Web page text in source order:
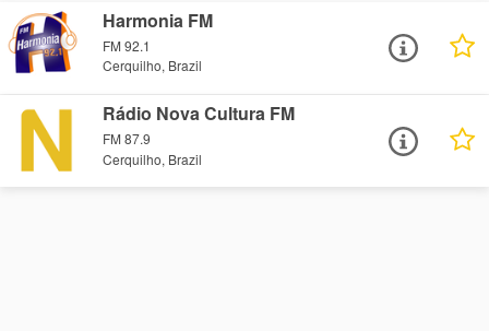
Harmonia FM
FM 92.1
Cerquilho, Brazil
Rádio Nova Cultura FM
FM 87.9
Cerquilho, Brazil